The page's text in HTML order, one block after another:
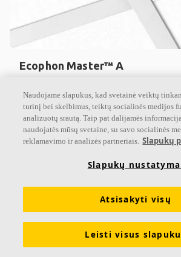
Ecophon Master™ A
matoma konstrukcija. Plokštės
išmontuojamos. Tinka atvirojo
ar kitoms patalpoms, kurioms
Gruntuotos briaunos
Naudojame slapukus, kad svetainė veiktų
turinį bei skelbimus, teiktų socialinės medijos
analizuotų srautą. Taip pat dalijamės
naudojatės mūsų svetaine, su savo socialinės
reklamavimo ir analizės partneriais. Slapukų
Slapukų
Atsisakyti visų
Leisti visus